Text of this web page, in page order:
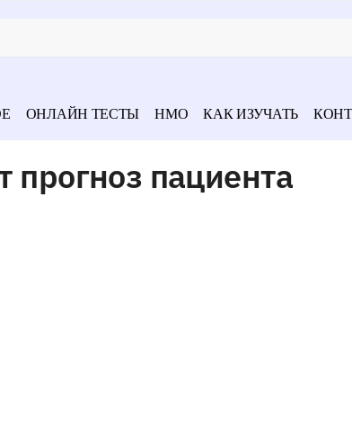
ОНЛАЙН ТЕСТЫ НМО КАК ИЗУЧАТЬ
пациента